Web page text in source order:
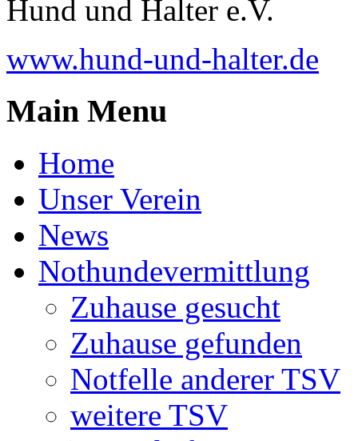
Hund und Halter e.V.
www.hund-und-halter.de
Main Menu
Home
Unser Verein
News
Nothundevermittlung
Zuhause gesucht
Zuhause gefunden
Notfelle anderer TSV
weitere TSV